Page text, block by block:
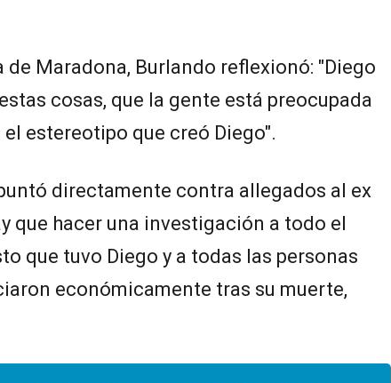
de Maradona, Burlando reflexionó: "Diego
cosas, que la gente está preocupada
el estereotipo que creó Diego".
directamente contra allegados al ex
que hacer una investigación a todo el
que tuvo Diego y a todas las personas
económicamente tras su muerte,